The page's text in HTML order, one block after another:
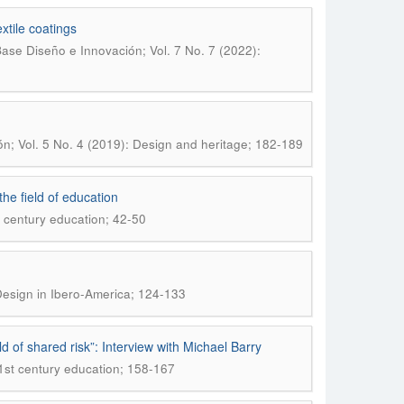
coatings
Diseño e Innovación; Vol. 7 No. 7 (2022):
Vol. 5 No. 4 (2019): Design and heritage; 182-189
field of education
education; 42-50
in Ibero-America; 124-133
of shared risk”: Interview with Michael Barry
century education; 158-167